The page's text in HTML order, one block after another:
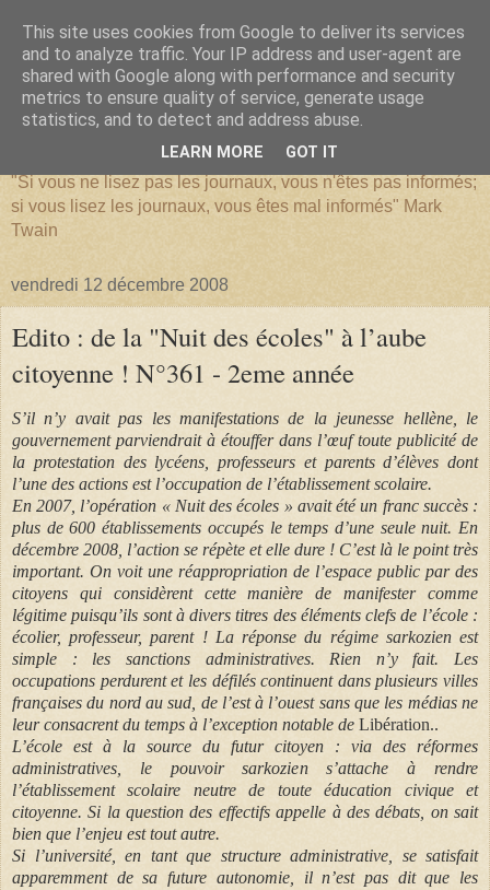
SERIATIM
"Si vous ne lisez pas les journaux, vous n'êtes pas informés;
si vous lisez les journaux, vous êtes mal informés" Mark
Twain
vendredi 12 décembre 2008
Edito : de la "Nuit des écoles" à l’aube
citoyenne ! N°361 - 2eme année
S’il n’y avait pas les manifestations de la jeunesse hellène, le
gouvernement parviendrait à étouffer dans l’œuf toute publicité de
la protestation des lycéens, professeurs et parents d’élèves dont
l’une des actions est l’occupation de l’établissement scolaire.
En 2007, l’opération « Nuit des écoles » avait été un franc succès :
plus de 600 établissements occupés le temps d’une seule nuit. En
décembre 2008, l’action se répète et elle dure ! C’est là le point très
important. On voit une réappropriation de l’espace public par des
citoyens qui considèrent cette manière de manifester comme
légitime puisqu’ils sont à divers titres des éléments clefs de l’école :
écolier, professeur, parent ! La réponse du régime sarkozien est
simple : les sanctions administratives. Rien n’y fait. Les
occupations perdurent et les défilés continuent dans plusieurs villes
françaises du nord au sud, de l’est à l’ouest sans que les médias ne
leur consacrent du temps à l’exception notable de Libération..
L’école est à la source du futur citoyen : via des réformes
administratives, le pouvoir sarkozien s’attache à rendre
l’établissement scolaire neutre de toute éducation civique et
citoyenne. Si la question des effectifs appelle à des débats, on sait
bien que l’enjeu est tout autre.
Si l’université, en tant que structure administrative, se satisfait
apparemment de sa future autonomie, il n’est pas dit que les
This site uses cookies from Google to deliver its services
and to analyze traffic. Your IP address and user-agent are
shared with Google along with performance and security
metrics to ensure quality of service, generate usage
statistics, and to detect and address abuse.
LEARN MORE GOT IT